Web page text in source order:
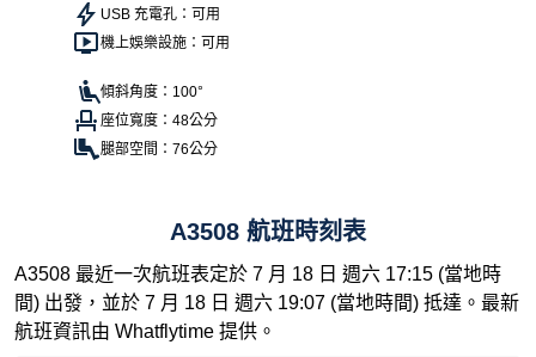
USB 充電孔：可用
機上娛樂設施：可用
傾斜角度：100°
座位寬度：48公分
腿部空間：76公分
A3508 航班時刻表
A3508 最近一次航班表定於 7 月 18 日 週六 17:15 (當地時
間) 出發，並於 7 月 18 日 週六 19:07 (當地時間) 抵達。最新
航班資訊由 Whatflytime 提供。